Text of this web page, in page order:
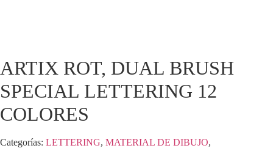
ARTIX ROT, DUAL BRUSH
SPECIAL LETTERING 12
COLORES
Categorías: LETTERING, MATERIAL DE DIBUJO,